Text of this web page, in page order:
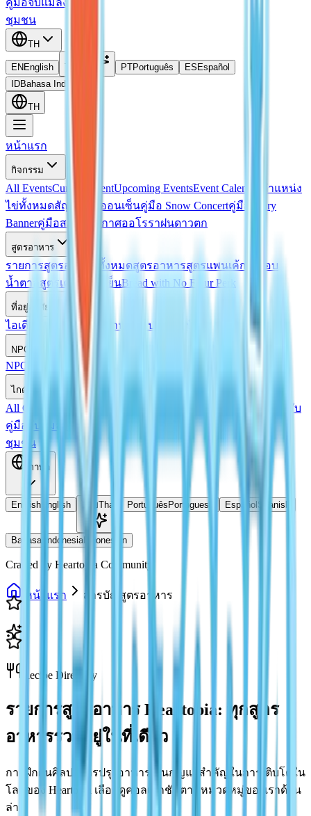
คู่มือจับแมลง
ชุมชน
TH
EN English TH PTPortuguês ES Español
IDBahasa Indonesia
TH
หน้าแรก
กิจกรรม
All EventsCurrent EventUpcoming EventsEvent Calendar
ตำแหน่ง
ไข่ทั้งหมดสัญญาไข่ออนเซ็นคู่มือ Snow Concertคู่มือ Fairy
Bannerคู่มือสภาพอากาศออโรราฝนดาวตก
สูตรอาหาร
รายการสูตรอาหารทั้งหมดสูตรอาหารสูตรแพนเค้กเคลือบ
น้ำตาล สูตรเครื่องดื่มเย็นBread with No Flour Perk
ที่อยู่อาศัย
ไอเดียบ้าน แบบแปลนบ้าน คู่มือประเมินบ้าน
NPCs
NPCs Doris อยู่ที่ไหน?
ไกด์
All Guides ไกด์ตกปลา
โค้ดแลกรับ
คู่มือจับแมลง
ชุมชน
ภาษา
English English ไทยThai Português Portuguese Español Spanish
Bahasa Indonesia Indonesian
Crafted by Heartopia Community
หน้าแรก สารบัญสูตรอาหาร
Recipe Directory
รายการสูตรอาหาร Heartopia: ทุกสูตร
อาหารรวมอยู่ในที่เดียว
การฝึกฝนศิลปะการปรุงอาหารเป็นกุญแจสำคัญในการเติบโตใน
โลกของ Heartopia เลือกดูคอลเลกชันตามหมวดหมู่ของเราด้าน
ล่าง